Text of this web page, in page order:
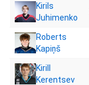
Kirils
Juhimenko
Roberts
Kapiņš
Kirill
Kerentsev